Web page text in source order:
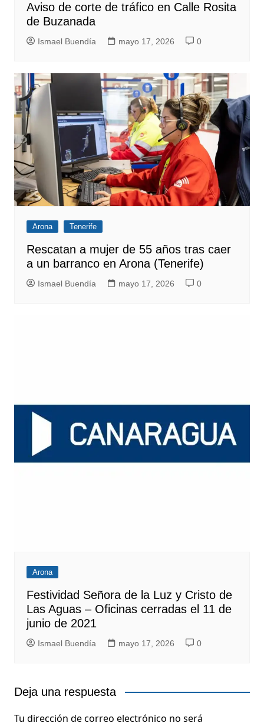
Aviso de corte de tráfico en Calle Rosita
de Buzanada
Ismael Buendía mayo 17, 2026 0
Arona Tenerife
Rescatan a mujer de 55 años tras caer
a un barranco en Arona (Tenerife)
Ismael Buendía mayo 17, 2026 0
Arona
Festividad Señora de la Luz y Cristo de
Las Aguas – Oficinas cerradas el 11 de
junio de 2021
Ismael Buendía mayo 17, 2026 0
Deja una respuesta
Tu dirección de correo electrónico no será